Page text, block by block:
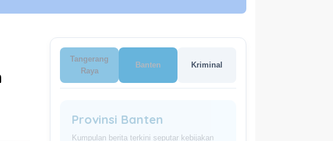
Tangerang
Raya
Banten Kriminal
Provinsi Banten
Kumpulan berita terkini seputar kebijakan